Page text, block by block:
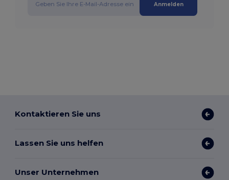
Anmelden
Kontaktieren Sie uns
Lassen Sie uns helfen
Unser Unternehmen